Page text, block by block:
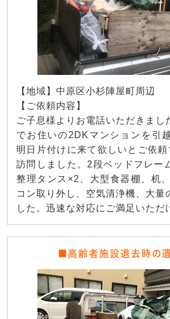
【地域】中原区小杉陣屋町周辺
【ご依頼内容】
ご子息様よりお電話いただきまし
でお住いの2DKマンションを引
明日片付けに来て欲しいとご依
訪問しました。2段ベッドフレー
整理タンス×2、大型食器棚、机
コン取り外し、空気清浄機、大量
した。迅速な対応にご満足いただ
■高齢者施設退去時の